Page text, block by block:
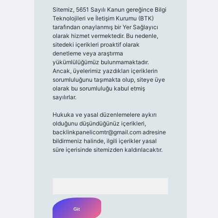
Sitemiz, 5651 Sayılı Kanun gereğince Bilgi
Teknolojileri ve İletişim Kurumu (BTK)
tarafından onaylanmış bir Yer Sağlayıcı
olarak hizmet vermektedir. Bu nedenle,
sitedeki içerikleri proaktif olarak
denetleme veya araştırma
yükümlülüğümüz bulunmamaktadır.
Ancak, üyelerimiz yazdıkları içeriklerin
sorumluluğunu taşımakta olup, siteye üye
olarak bu sorumluluğu kabul etmiş
sayılırlar.
Hukuka ve yasal düzenlemelere aykırı
olduğunu düşündüğünüz içerikleri,
backlinkpanelicomtr@gmail.comadresine
bildirmeniz halinde, ilgili içerikler yasal
süre içerisinde sitemizden kaldırılacaktır.